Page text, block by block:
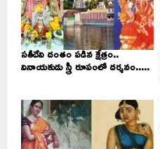
సతీదేవి దంతం పడిన క్షేత్రం..
వినాయకుడు స్త్రీ రూపంలో దర్శనం.....